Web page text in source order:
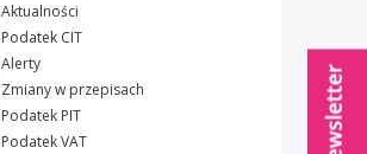
Aktualności
Podatek CIT
Alerty
Zmiany w przepisach
Podatek PIT
Podatek VAT